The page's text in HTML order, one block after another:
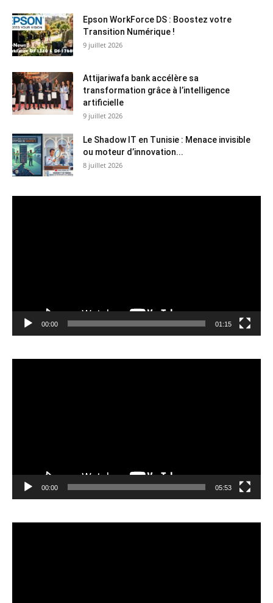
Epson WorkForce DS : Boostez votre
Transition Numérique !
9 juillet 2026
Attijariwafa bank accélère sa
transformation grâce à l’intelligence
artificielle
9 juillet 2026
Le Shadow IT en Tunisie : Menace invisible
ou moteur d’innovation...
8 juillet 2026
00:00 01:15
00:00 05:53